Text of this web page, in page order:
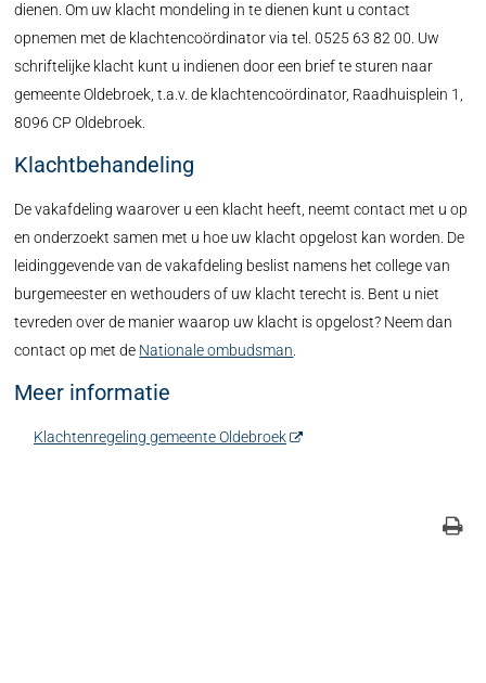
dienen. Om uw klacht mondeling in te dienen kunt u contact
opnemen met de klachtencoördinator via tel. 0525 63 82 00. Uw
schriftelijke klacht kunt u indienen door een brief te sturen naar
gemeente Oldebroek, t.a.v. de klachtencoördinator, Raadhuisplein 1,
8096 CP Oldebroek.
Klachtbehandeling
De vakafdeling waarover u een klacht heeft, neemt contact met u op
en onderzoekt samen met u hoe uw klacht opgelost kan worden. De
leidinggevende van de vakafdeling beslist namens het college van
burgemeester en wethouders of uw klacht terecht is. Bent u niet
tevreden over de manier waarop uw klacht is opgelost? Neem dan
contact op met de Nationale ombudsman
Meer informatie
Klachtenregeling gemeente Oldebroek